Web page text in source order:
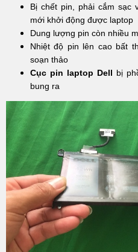
Bị chết pin, phải cắm sạc
mới khởi động được laptop
Dung lượng pin còn nhiều
Nhiệt độ pin lên cao bất
soạn thảo
Cục pin laptop Dell bị
bung ra